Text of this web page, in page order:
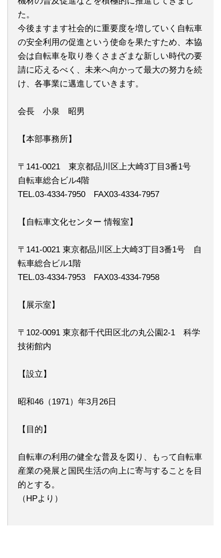
た。
今後ますます社会的に重要度を増していく自転車
の安全利用の促進という使命を果たすため、本協
会は自転車を取り巻くさまざまな新しい時代の要
請に応えるべく、未来へ向かって最大の努力を続
け、各事業に邁進していきます。
会長 小泉 昭男
【本部事務所】
〒141-0021 東京都品川区上大崎3丁目3番1号
自転車総合ビル4階
TEL.03-4334-7950 FAX03-4334-7957
【自転車文化センター 情報室】
〒141-0021 東京都品川区上大崎3丁目3番1号 自
転車総合ビル1階
TEL.03-4334-7953 FAX03-4334-7958
【展示室】
〒102-0091 東京都千代田区北の丸公園2-1 科学
技術館内
【設立】
昭和46（1971）年3月26日
【目的】
自転車の利用の健全な普及を図り、もって自転車
産業の発展と国民生活の向上に寄与することを目
的とする。
（HPより）